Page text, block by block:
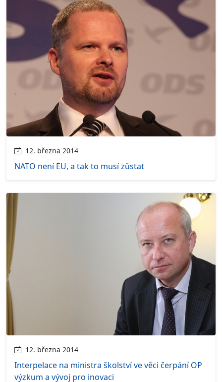
12. března 2014
NATO není EU, a tak to musí zůstat
12. března 2014
Interpelace na ministra školství ve věci čerpání OP
výzkum a vývoj pro inovaci